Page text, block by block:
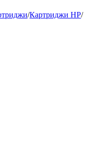
/Картриджи HP/